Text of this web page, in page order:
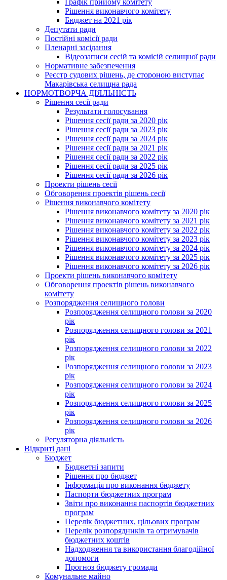
Графік прийому комітету
Рішення виконавчого комітету
Бюджет на 2021 рік
Депутати ради
Постійні комісії ради
Пленарні засідання
Відеозаписи сесій та комісій селищної ради
Нормативне забезпечення
Реєстр судових рішень, де стороною виступає
Макарівська селищна рада
НОРМОТВОРЧА ДІЯЛЬНІСТЬ
Рішення сесії ради
Результати голосування
Рішення сесії ради за 2020 рік
Рішення сесії ради за 2023 рік
Рішення сесії ради за 2024 рік
Рішення сесії ради за 2021 рік
Рішення сесії ради за 2022 рік
Рішення сесії ради за 2025 рік
Рішення сесії ради за 2026 рік
Проекти рішень сесії
Обговорення проектів рішень сесії
Рішення виконавчого комітету
Рішення виконавчого комітету за 2020 рік
Рішення виконавчого комітету за 2021 рік
Рішення виконавчого комітету за 2022 рік
Рішення виконавчого комітету за 2023 рік
Рішення виконавчого комітету за 2024 рік
Рішення виконавчого комітету за 2025 рік
Рішення виконавчого комітету за 2026 рік
Проекти рішень виконавчого комітету
Обговорення проектів рішень виконавчого
комітету
Розпорядження селищного голови
Розпорядження селищного голови за 2020
рік
Розпорядження селищного голови за 2021
рік
Розпорядження селищного голови за 2022
рік
Розпорядження селищного голови за 2023
рік
Розпорядження селищного голови за 2024
рік
Розпорядження селищного голови за 2025
рік
Розпорядження селищного голови за 2026
рік
Регуляторна діяльність
Відкриті дані
Бюджет
Бюджетні запити
Рішення про бюджет
Інформація про виконання бюджету
Паспорти бюджетних програм
Звіти про виконання паспортів бюджетних
програм
Перелік бюджетних, цільових програм
Перелік розпорядників та отримувачів
бюджетних коштів
Надходження та використання благодійної
допомоги
Прогноз бюджету громади
Комунальне майно